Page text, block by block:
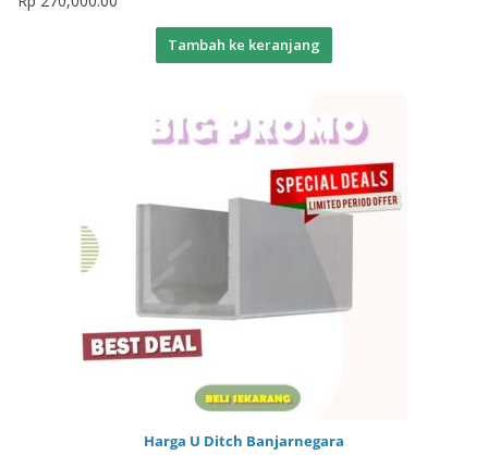
Tambah ke keranjang
Harga U Ditch Banjarnegara